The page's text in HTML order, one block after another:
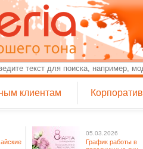
клиентам
05.03.2026
График работы в